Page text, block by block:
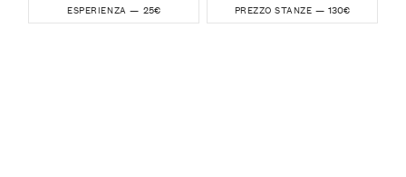
ESPERIENZA — 25€ PREZZO STANZE — 130€